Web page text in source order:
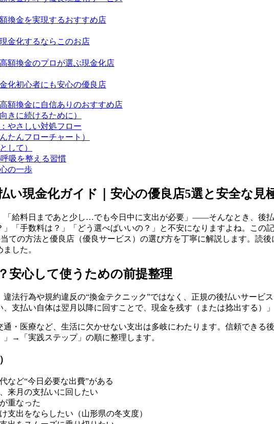
換金を実現するおすすめ店
金化するならこのお店
額換金のプロが選ぶ現金化店
化初心者にも安心の優良店
額換金に自信ありのおすすめ店
きに続けるために）
やさしい対処フロー
たんフローチャート）
して）
吸を整える習慣
の一歩
い現金化ガイド｜安心の優良店5選と安全な見
「給料日まであと少し…でも今日中に支出が必要」——そんなとき、後
「手数料は？」「どう選べばいいの？」と不安になりますよね。こ
ての方法と優良店（優良サービス）の選び方を丁寧に解説します。読
した。
安心して使うための前提整理
法行為や規約違反の“換金テクニック”ではなく、正規の後払いサービ
支払い自体は翌月以降に回すことで、現金を残す（または捻出する）
・医療など、生活に欠かせない支出は多岐にわたります。信頼でき
→「実践ステップ」の順に整理します。
など“今日必要な出費”がある
来月の支払いに回したい
重なった
支出をならしたい（山形県の冬支度）